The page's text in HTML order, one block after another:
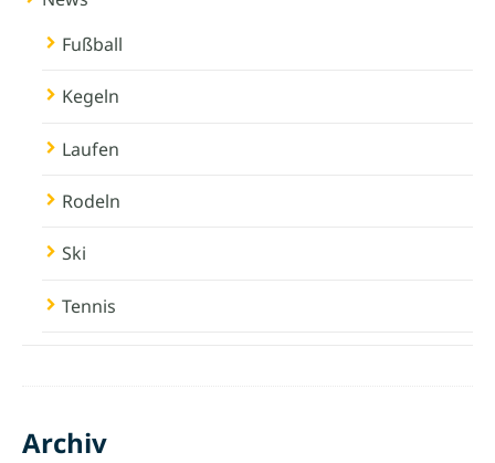
Fußball
Kegeln
Laufen
Rodeln
Ski
Tennis
Archiv